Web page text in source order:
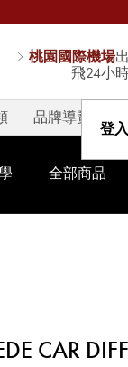
桃園國際機場
飛24小
登
品牌導覽
全部商品
CAR